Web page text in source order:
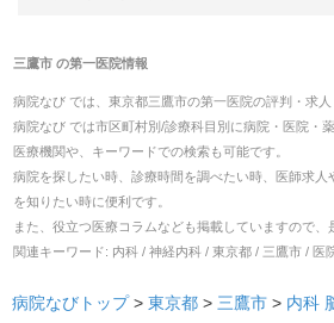
三鷹市の第一医院情報
病院なび では、 東京都三鷹市の第一医院の評判・求人
病院なび では市区町村別/診療科目別に病院・医院・
医療機関や、キーワードでの検索も可能です。
病院を探したい時、診療時間を調べたい時、医師求人
を知りたい時に便利です。
また、役立つ医療コラムなども掲載していますので、
関連キーワード: 内科 / 神経内科 / 東京都 / 三鷹市 / 医
病院なびトップ > 東京都 > 三鷹市 > 内科